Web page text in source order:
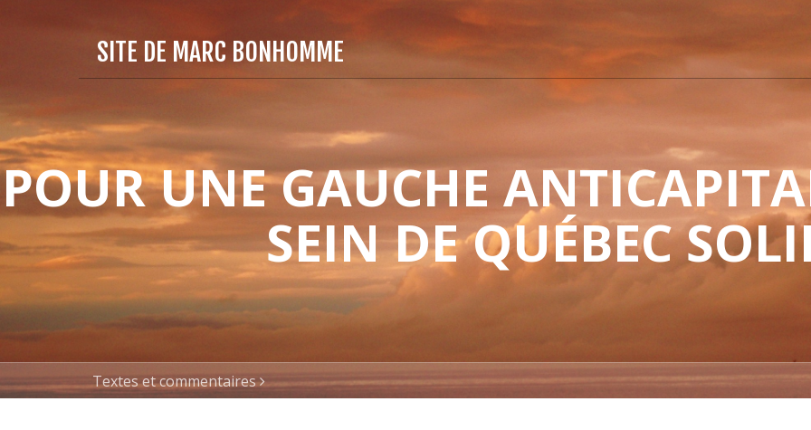
SITE DE MARC BONHOMME
POUR UNE GAUCHE
SEIN DE QUÉBEC
Textes et commentaires